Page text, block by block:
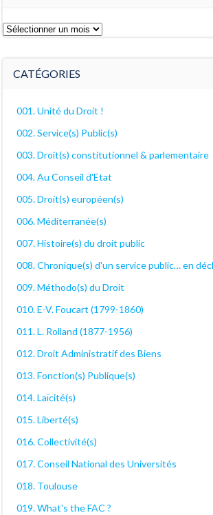
Les
CATÉGORIES
001. Unité du Droit !
002. Service(s) Public(s)
003. Droit(s) constitutionnel & parlementaire
004. Au Conseil d'Etat
005. Droit(s) européen(s)
006. Méditerranée(s)
007. Histoire(s) du droit public
008. Chronique(s) d'un service public… en
009. Méthodo(s) du Droit
010. E-V. Foucart (1799-1860)
011. L. Rolland (1877-1956)
012. Droit Administratif des Biens
013. Fonction(s) Publique(s)
014. Laïcité(s)
015. Liberté(s)
016. Collectivité(s)
017. Conseil National des Universités
018. Toulouse
019. What's the FAC ?